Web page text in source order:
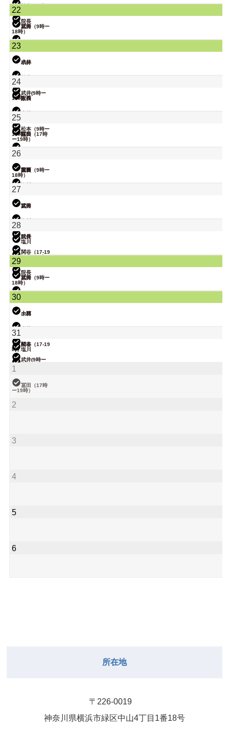
武井
院長
松本（9時ー
18時）
武井
関谷（17-19
時）
22
冨田（9時ー
18時）
武井
時）
院長
23
小林
武井(9時ー
18時)
時）
院長
24
大西
松本（9時ー
18時）
時）
院長
25
冨田（17時
ー19時）
大西（9時ー
18時）
武井
院長
26
冨田
27
冨田
武井
関谷（17-19
時）
院長
28
塩川
松本（9時ー
18時）
武井
関谷（17-19
時）
29
冨田（9時ー
18時）
小林
関谷（17-19
時）
30
大西
松本
武井(9時ー
18時)
時）
31
塩川
18時）
1
冨田（17時
ー19時）
2
3
4
5
6
所在地
〒226-0019
神奈川県横浜市緑区中⼭4丁⽬1番18号